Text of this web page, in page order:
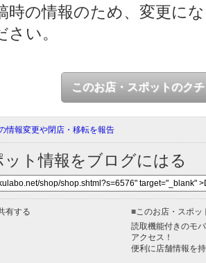
時の情報のため、変更に
い。
このお店・スポットのク
情報変更や閉店・移転を報告
ット情報をブログにはる
有する ■このお店・スポッ
読取機能付きのモ
アクセス！
便利に店舗情報を